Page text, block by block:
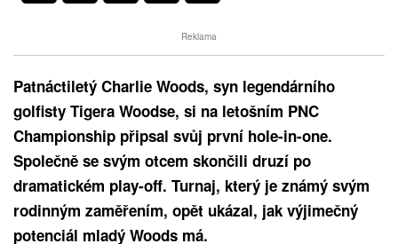
Reklama
Patnáctiletý Charlie Woods, syn legendárního
golfisty Tigera Woodse, si na letošním PNC
Championship připsal svůj první hole-in-one.
Společně se svým otcem skončili druzí po
dramatickém play-off. Turnaj, který je známý svým
rodinným zaměřením, opět ukázal, jak výjimečný
potenciál mladý Woods má.